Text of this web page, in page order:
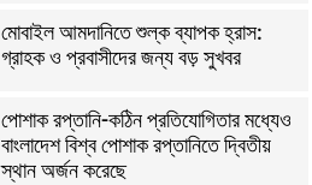
মোবাইল আমদানিতে শুল্ক ব্যাপক হ্রাস:
গ্রাহক ও প্রবাসীদের জন্য বড় সুখবর
পোশাক রপ্তানি-কঠিন প্রতিযোগিতার মধ্যেও
বাংলাদেশ বিশ্ব পোশাক রপ্তানিতে দ্বিতীয়
স্থান অর্জন করেছে